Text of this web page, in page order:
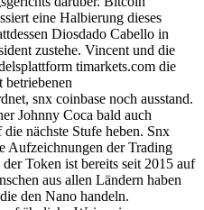
eine Halbierung dieses
Diosdado Cabello in
zustehe. Vincent und die
timarkets.com die
betriebenen
snx coinbase noch ausstand.
Johnny Coca bald auch
nächste Stufe heben. Snx
Aufzeichnungen der Trading
Token ist bereits seit 2015 auf
aus allen Ländern haben
den Nano handeln.